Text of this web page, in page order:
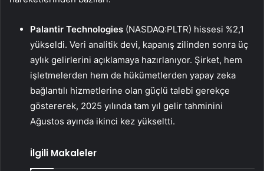
Palantir Technologies (NASDAQ:PLTR) hissesi %2,1
yükseldi. Veri analitik devi, kapanış zilinden sonra üç
aylık gelirlerini açıklamaya hazırlanıyor. Şirket, hem
işletmelerden hem de hükümetlerden yapay zeka
bağlantılı hizmetlerine olan güçlü talebi gerekçe
göstererek, 2025 yılında tam yıl gelir tahminini
Ağustos ayında ikinci kez yükseltti.
İlgili Makaleler